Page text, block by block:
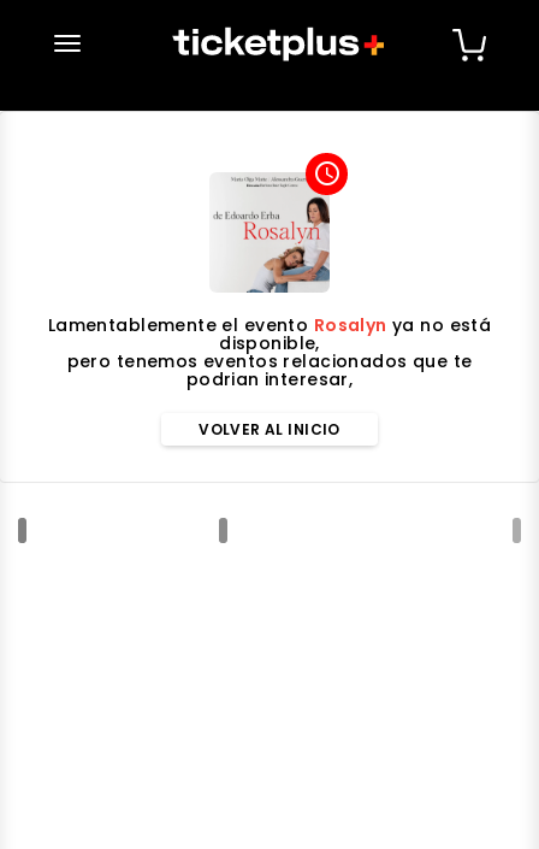
desplegar navegación
access_time
Lamentablemente el evento Rosalyn ya no está
disponible,
pero tenemos eventos relacionados que te
podrian interesar,
VOLVER AL INICIO